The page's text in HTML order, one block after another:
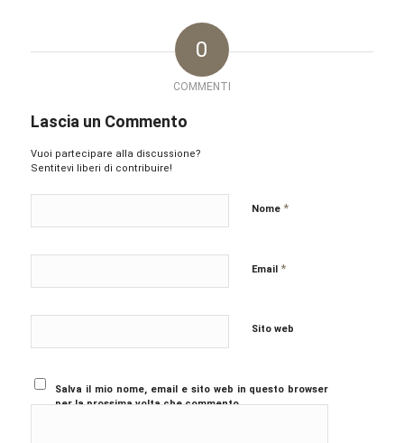
0
COMMENTI
Lascia un Commento
Vuoi partecipare alla discussione?
Sentitevi liberi di contribuire!
Nome *
Email *
Sito web
Salva il mio nome, email e sito web in questo browser
per la prossima volta che commento.